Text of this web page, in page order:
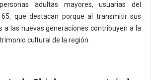
adultas mayores, usuarias del
que destacan porque al transmitir sus
a las nuevas generaciones contribuyen a la
cultural de la región.